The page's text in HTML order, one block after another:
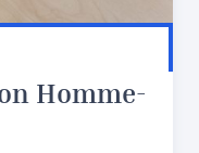
Homme-